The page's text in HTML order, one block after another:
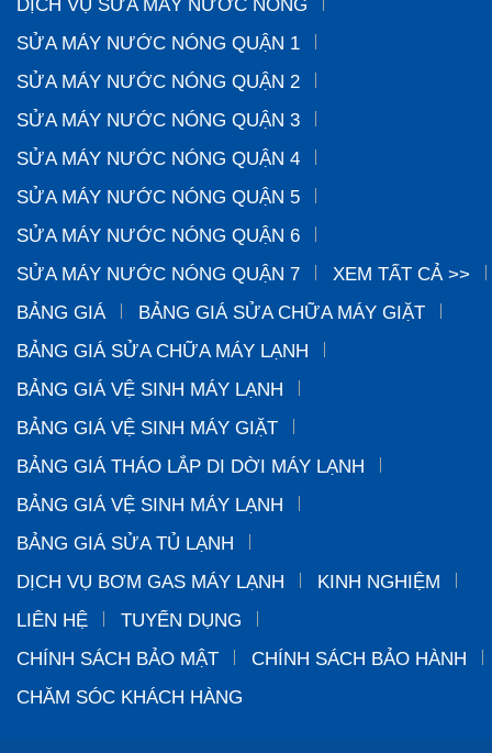
DỊCH VỤ SỬA MÁY NƯỚC NÓNG
SỬA MÁY NƯỚC NÓNG QUẬN 1
SỬA MÁY NƯỚC NÓNG QUẬN 2
SỬA MÁY NƯỚC NÓNG QUẬN 3
SỬA MÁY NƯỚC NÓNG QUẬN 4
SỬA MÁY NƯỚC NÓNG QUẬN 5
SỬA MÁY NƯỚC NÓNG QUẬN 6
SỬA MÁY NƯỚC NÓNG QUẬN 7
XEM TẤT CẢ >>
BẢNG GIÁ
BẢNG GIÁ SỬA CHỮA MÁY GIẶT
BẢNG GIÁ SỬA CHỮA MÁY LẠNH
BẢNG GIÁ VỆ SINH MÁY LẠNH
BẢNG GIÁ VỆ SINH MÁY GIẶT
BẢNG GIÁ THÁO LẮP DI DỜI MÁY LẠNH
BẢNG GIÁ VỆ SINH MÁY LẠNH
BẢNG GIÁ SỬA TỦ LẠNH
DỊCH VỤ BƠM GAS MÁY LẠNH
KINH NGHIỆM
LIÊN HỆ
TUYỂN DỤNG
CHÍNH SÁCH BẢO MẬT
CHÍNH SÁCH BẢO HÀNH
CHĂM SÓC KHÁCH HÀNG